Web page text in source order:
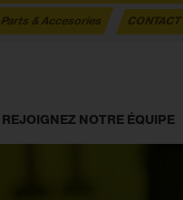
Parts & Accesories CONTACT
REJOIGNEZ NOTRE ÉQUIPE